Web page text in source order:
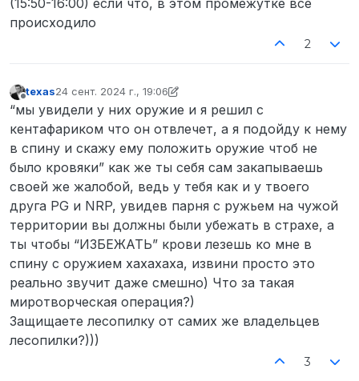
происходило
2
texas24 сент. 2024 г., 19:06
отредактировано texas
“мы увидели у них оружие и я решил с
кентафариком что он отвлечет, а я подойду к нему
в спину и скажу ему положить оружие чтоб не
было кровяки” как же ты себя сам закапываешь
своей же жалобой, ведь у тебя как и у твоего
друга PG и NRP, увидев парня с ружьем на чужой
территории вы должны были убежать в страхе, а
ты чтобы “ИЗБЕЖАТЬ” крови лезешь ко мне в
спину с оружием хахахаха, извини просто это
реально звучит даже смешно) Что за такая
миротворческая операция?)
Защищаете лесопилку от самих же владельцев
лесопилки?)))
3